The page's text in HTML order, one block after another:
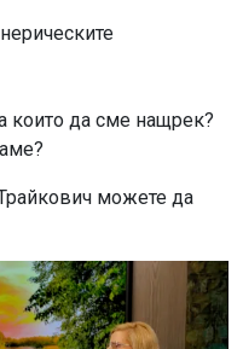
които да сме нащрек?
можете да